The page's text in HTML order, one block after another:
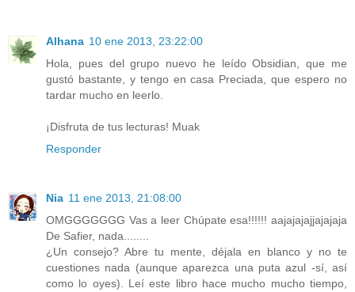
Alhana 10 ene 2013, 23:22:00
Hola, pues del grupo nuevo he leído Obsidian, que me
gustó bastante, y tengo en casa Preciada, que espero no
tardar mucho en leerlo.
¡Disfruta de tus lecturas! Muak
Responder
Nia 11 ene 2013, 21:08:00
OMGGGGGGG Vas a leer Chúpate esa!!!!!! aajajajajjajajaja
De Safier, nada........
¿Un consejo? Abre tu mente, déjala en blanco y no te
cuestiones nada (aunque aparezca una puta azul -sí, así
como lo oyes). Leí este libro hace mucho mucho tiempo,